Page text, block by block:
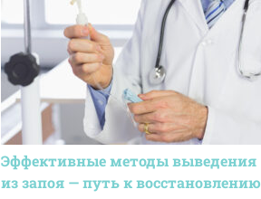
Эффективные методы выведения
из запоя — путь к восстановлению